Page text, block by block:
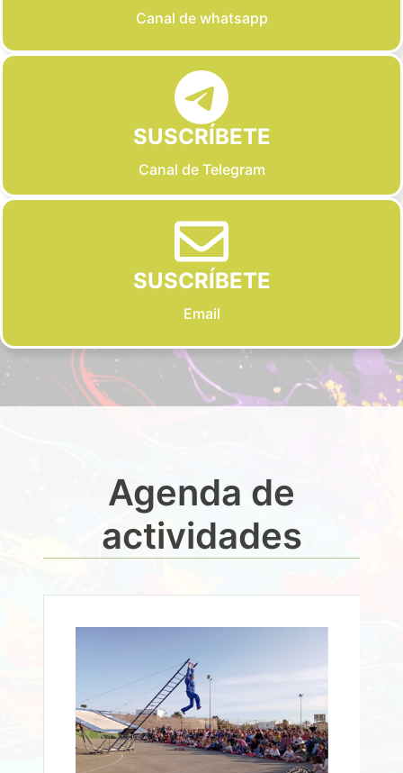
Canal de whatsapp
SUSCRÍBETE
Canal de Telegram
SUSCRÍBETE
Email
Agenda de
actividades